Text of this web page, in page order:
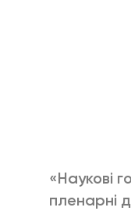
«Наукові
пленарні